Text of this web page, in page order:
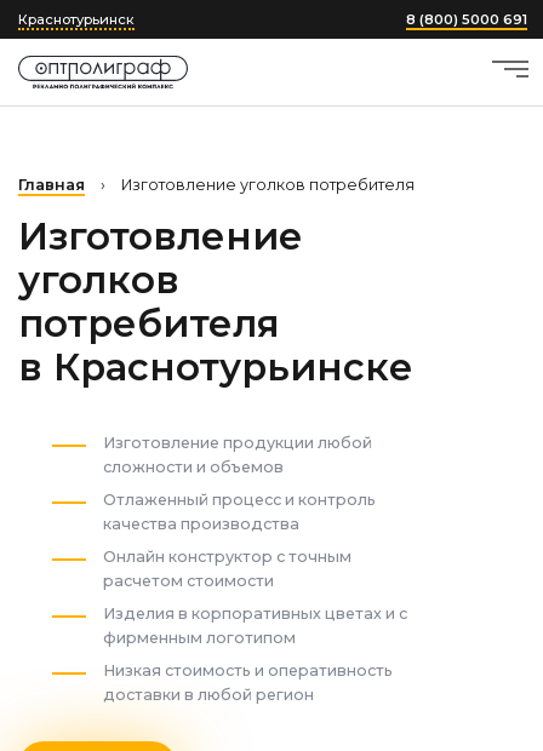
Краснотурьинск 8 (800) 5000 691
Главная › Изготовление уголков потребителя
Изготовление
уголков
потребителя
в Краснотурьинске
Изготовление продукции любой
сложности и объемов
Отлаженный процесс и контроль
качества производства
Онлайн конструктор с точным
расчетом стоимости
Изделия в корпоративных цветах и с
фирменным логотипом
Низкая стоимость и оперативность
доставки в любой регион